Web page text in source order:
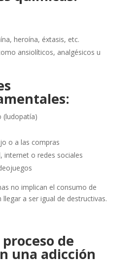
heroína, éxtasis, etc.
ansiolíticos, analgésicos u
(ludopatía)
o a las compras
internet o redes sociales
no implican el consumo de
llegar a ser igual de destructivas.
proceso de
una adicción